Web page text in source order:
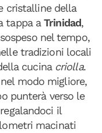
cristalline della
tappa aTrinidad,
nel tempo,
tradizioni locali
cucina criolla.
modo migliore,
punterà verso le
il
macinati